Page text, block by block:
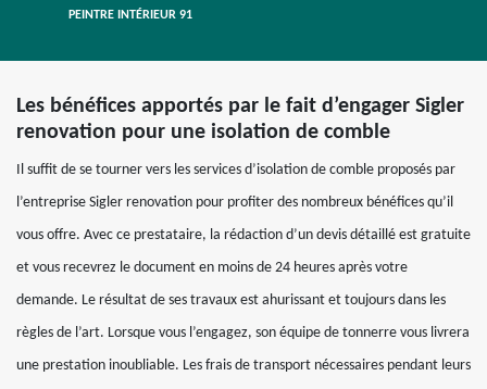
PEINTRE INTÉRIEUR 91
Les bénéfices apportés par le fait d’engager Sigler
renovation pour une isolation de comble
Il suffit de se tourner vers les services d’isolation de comble proposés par
l’entreprise Sigler renovation pour profiter des nombreux bénéfices qu’il
vous offre. Avec ce prestataire, la rédaction d’un devis détaillé est gratuite
et vous recevrez le document en moins de 24 heures après votre
demande. Le résultat de ses travaux est ahurissant et toujours dans les
règles de l’art. Lorsque vous l’engagez, son équipe de tonnerre vous livrera
une prestation inoubliable. Les frais de transport nécessaires pendant leurs